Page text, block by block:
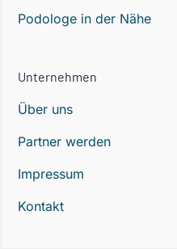
Podologe in der Nähe
Unternehmen
Über uns
Partner werden
Impressum
Kontakt